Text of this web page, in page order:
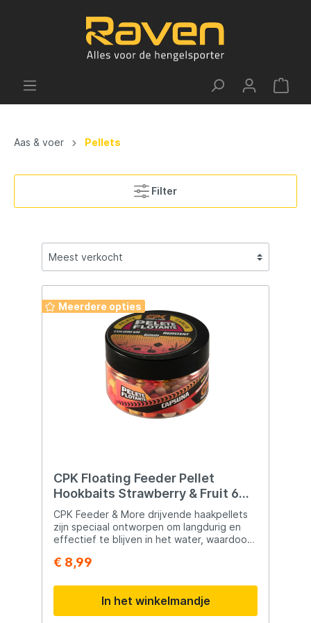
Aas & voer Pellets
Filter
Meerdere opties
CPK Floating Feeder Pellet
Hookbaits Strawberry & Fruit 6
mm 20gr
CPK Feeder & More drijvende haakpellets
zijn speciaal ontworpen om langdurig en
effectief te blijven in het water, waardoor
feeder vissen. Met een diameter van 6 mm
grootte en aantrekkelijkheid, waardoor ze
geschikt zijn voor een breed scala aan
visomgevingen en omstandigheden. Elke
€ 8,99
In het winkelmandje